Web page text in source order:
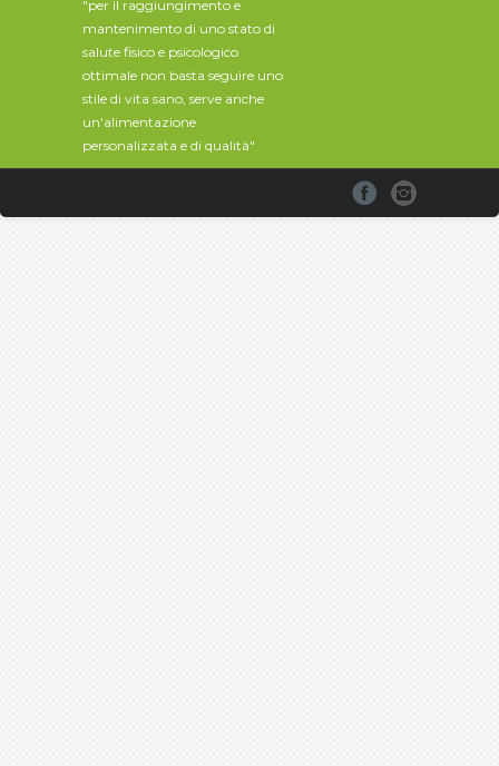
"per il raggiungimento e
mantenimento di uno stato di
salute fisico e psicologico
ottimale non basta seguire uno
stile di vita sano, serve anche
un'alimentazione
personalizzata e di qualità"